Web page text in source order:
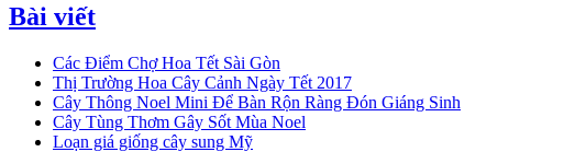
Bài viết
Các Điểm Chợ Hoa Tết Sài Gòn
Thị Trường Hoa Cây Cảnh Ngày Tết 2017
Cây Thông Noel Mini Để Bàn Rộn Ràng Đón Giáng Sinh
Cây Tùng Thơm Gây Sốt Mùa Noel
Loạn giá giống cây sung Mỹ